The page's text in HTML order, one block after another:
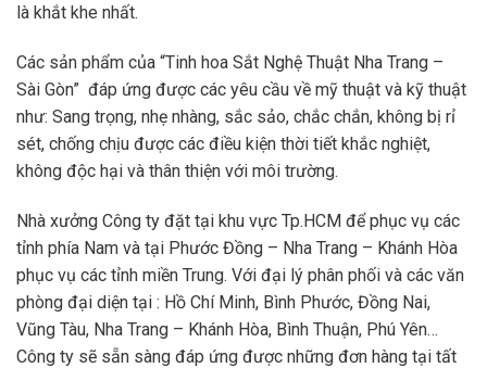
là khắt khe nhất.
Các sản phẩm của “Tinh hoa Sắt Nghệ Thuật Nha Trang –
Sài Gòn” đáp ứng được các yêu cầu về mỹ thuật và kỹ thuật
như: Sang trọng, nhẹ nhàng, sắc sảo, chắc chắn, không bị rỉ
sét, chống chịu được các điều kiện thời tiết khắc nghiệt,
không độc hại và thân thiện với môi trường.
Nhà xưởng Công ty đặt tại khu vực Tp.HCM để phục vụ các
tỉnh phía Nam và tại Phước Đồng – Nha Trang – Khánh Hòa
phục vụ các tỉnh miền Trung. Với đại lý phân phối và các văn
phòng đại diện tại : Hồ Chí Minh, Bình Phước, Đồng Nai,
Vũng Tàu, Nha Trang – Khánh Hòa, Bình Thuận, Phú Yên…
Công ty sẽ sẵn sàng đáp ứng được những đơn hàng tại tất